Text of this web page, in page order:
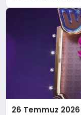
sonucu
Çılgın Sayısal
Loto’da
26 Temmuz